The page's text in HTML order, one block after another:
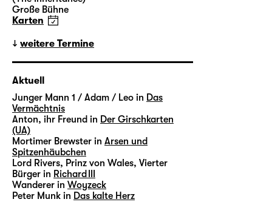
Große Bühne
Karten
weitere Termine
Aktuell
Junger Mann 1 / Adam / Leo in Das
Vermächtnis
Anton, ihr Freund in Der Girschkarten
(UA)
Mortimer Brewster in Arsen und
Spitzenhäubchen
Lord Rivers, Prinz von Wales, Vierter
Bürger in Richard III
Wanderer in Woyzeck
Peter Munk in Das kalte Herz